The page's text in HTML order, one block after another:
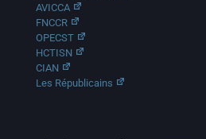
AVICCA
FNCCR
OPECST
HCTISN
CIAN
Les Républicains